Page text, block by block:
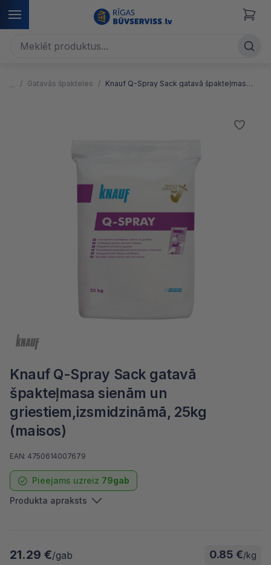
Gatavās špakteles Knauf Q-Spray Sack gatavā špakteļmasa sienām un griestiem, izsmidzināmā
Knauf Q-Spray Sack gatavā
špakteļmasa sienām un
griestiem,izsmidzināmā, 25kg
(maisos)
Pieejams uzreiz 79gab
EAN: 4750614007679
Produkta apraksts
21.29 €/gab 0.85 €/kg